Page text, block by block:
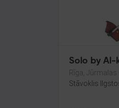
Solo by Al-
Rīga, Jūrmalas
Stāvoklis